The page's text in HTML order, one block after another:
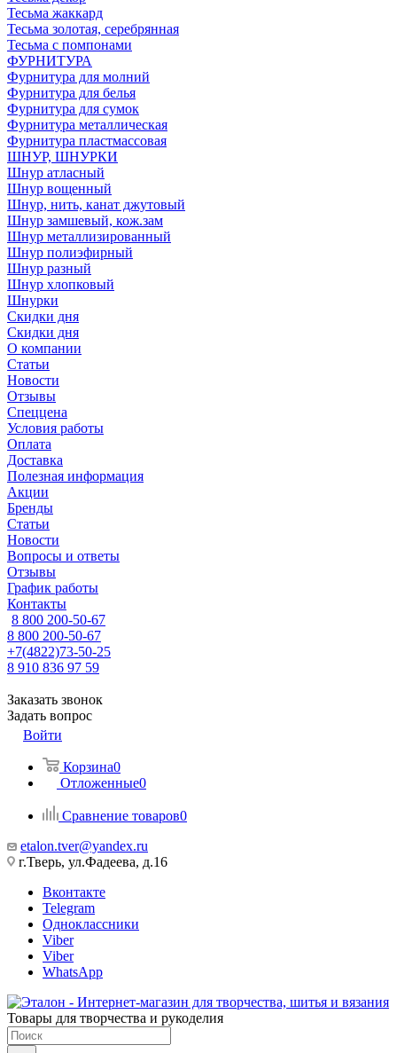
Тесьма жаккард
Тесьма золотая, серебрянная
Тесьма с помпонами
ФУРНИТУРА
Фурнитура для молний
Фурнитура для белья
Фурнитура для сумок
Фурнитура металлическая
Фурнитура пластмассовая
ШНУР, ШНУРКИ
Шнур атласный
Шнур вощенный
Шнур, нить, канат джутовый
Шнур замшевый, кож.зам
Шнур металлизированный
Шнур полиэфирный
Шнур разный
Шнур хлопковый
Шнурки
Скидки дня
Скидки дня
О компании
Статьи
Новости
Отзывы
Спеццена
Условия работы
Оплата
Доставка
Полезная информация
Акции
Бренды
Статьи
Новости
Вопросы и ответы
Отзывы
График работы
Контакты
8 800 200-50-67
8 800 200-50-67
+7(4822)73-50-25
8 910 836 97 59
Заказать звонок
Задать вопрос
Войти
Корзина0
Отложенные0
Сравнение товаров0
etalon.tver@yandex.ru
г.Тверь, ул.Фадеева, д.16
Вконтакте
Telegram
Одноклассники
Viber
Viber
WhatsApp
Товары для творчества и рукоделия